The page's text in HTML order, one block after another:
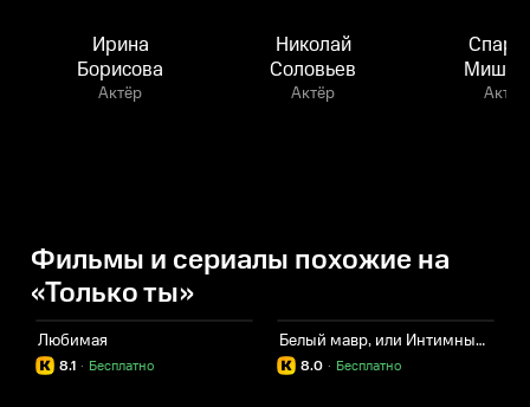
Ирина
Борисова
Актёр
Николай
Соловьев
Актёр Актёр
Фильмы и сериалы похожие на
«Только ты»
Любимая
8.1 Бесплатно
·
Белый мавр, или Интимные истории о моих соседях
8.0 Бесплатно
·